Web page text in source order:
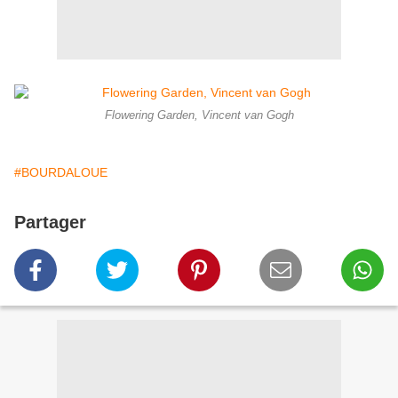
Flowering Garden, Vincent van Gogh
#BOURDALOUE
Partager